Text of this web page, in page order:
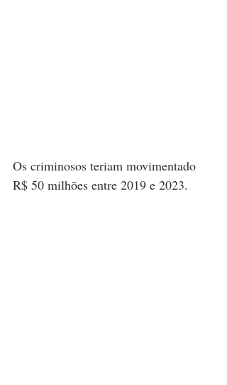
Os criminosos teriam movimentado
R$ 50 milhões entre 2019 e 2023.